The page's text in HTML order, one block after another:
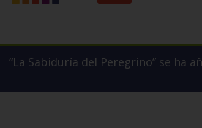
“La Sabiduría del Peregrino” se ha